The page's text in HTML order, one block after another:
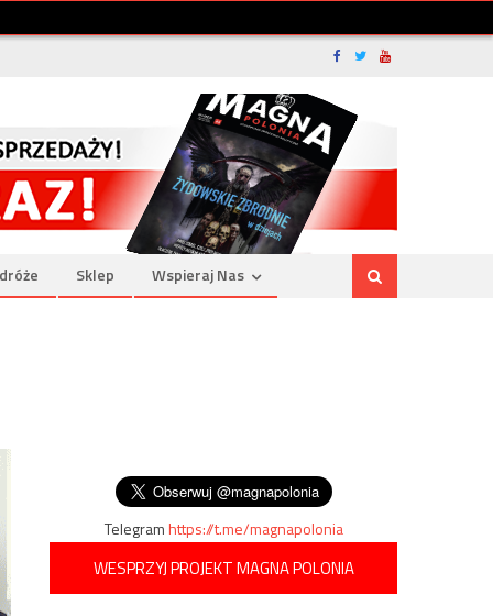
Sklep Wspieraj Nas
Telegramhttps://t.me/magnapolonia
WESPRZYJ PROJEKT MAGNA POLONIA